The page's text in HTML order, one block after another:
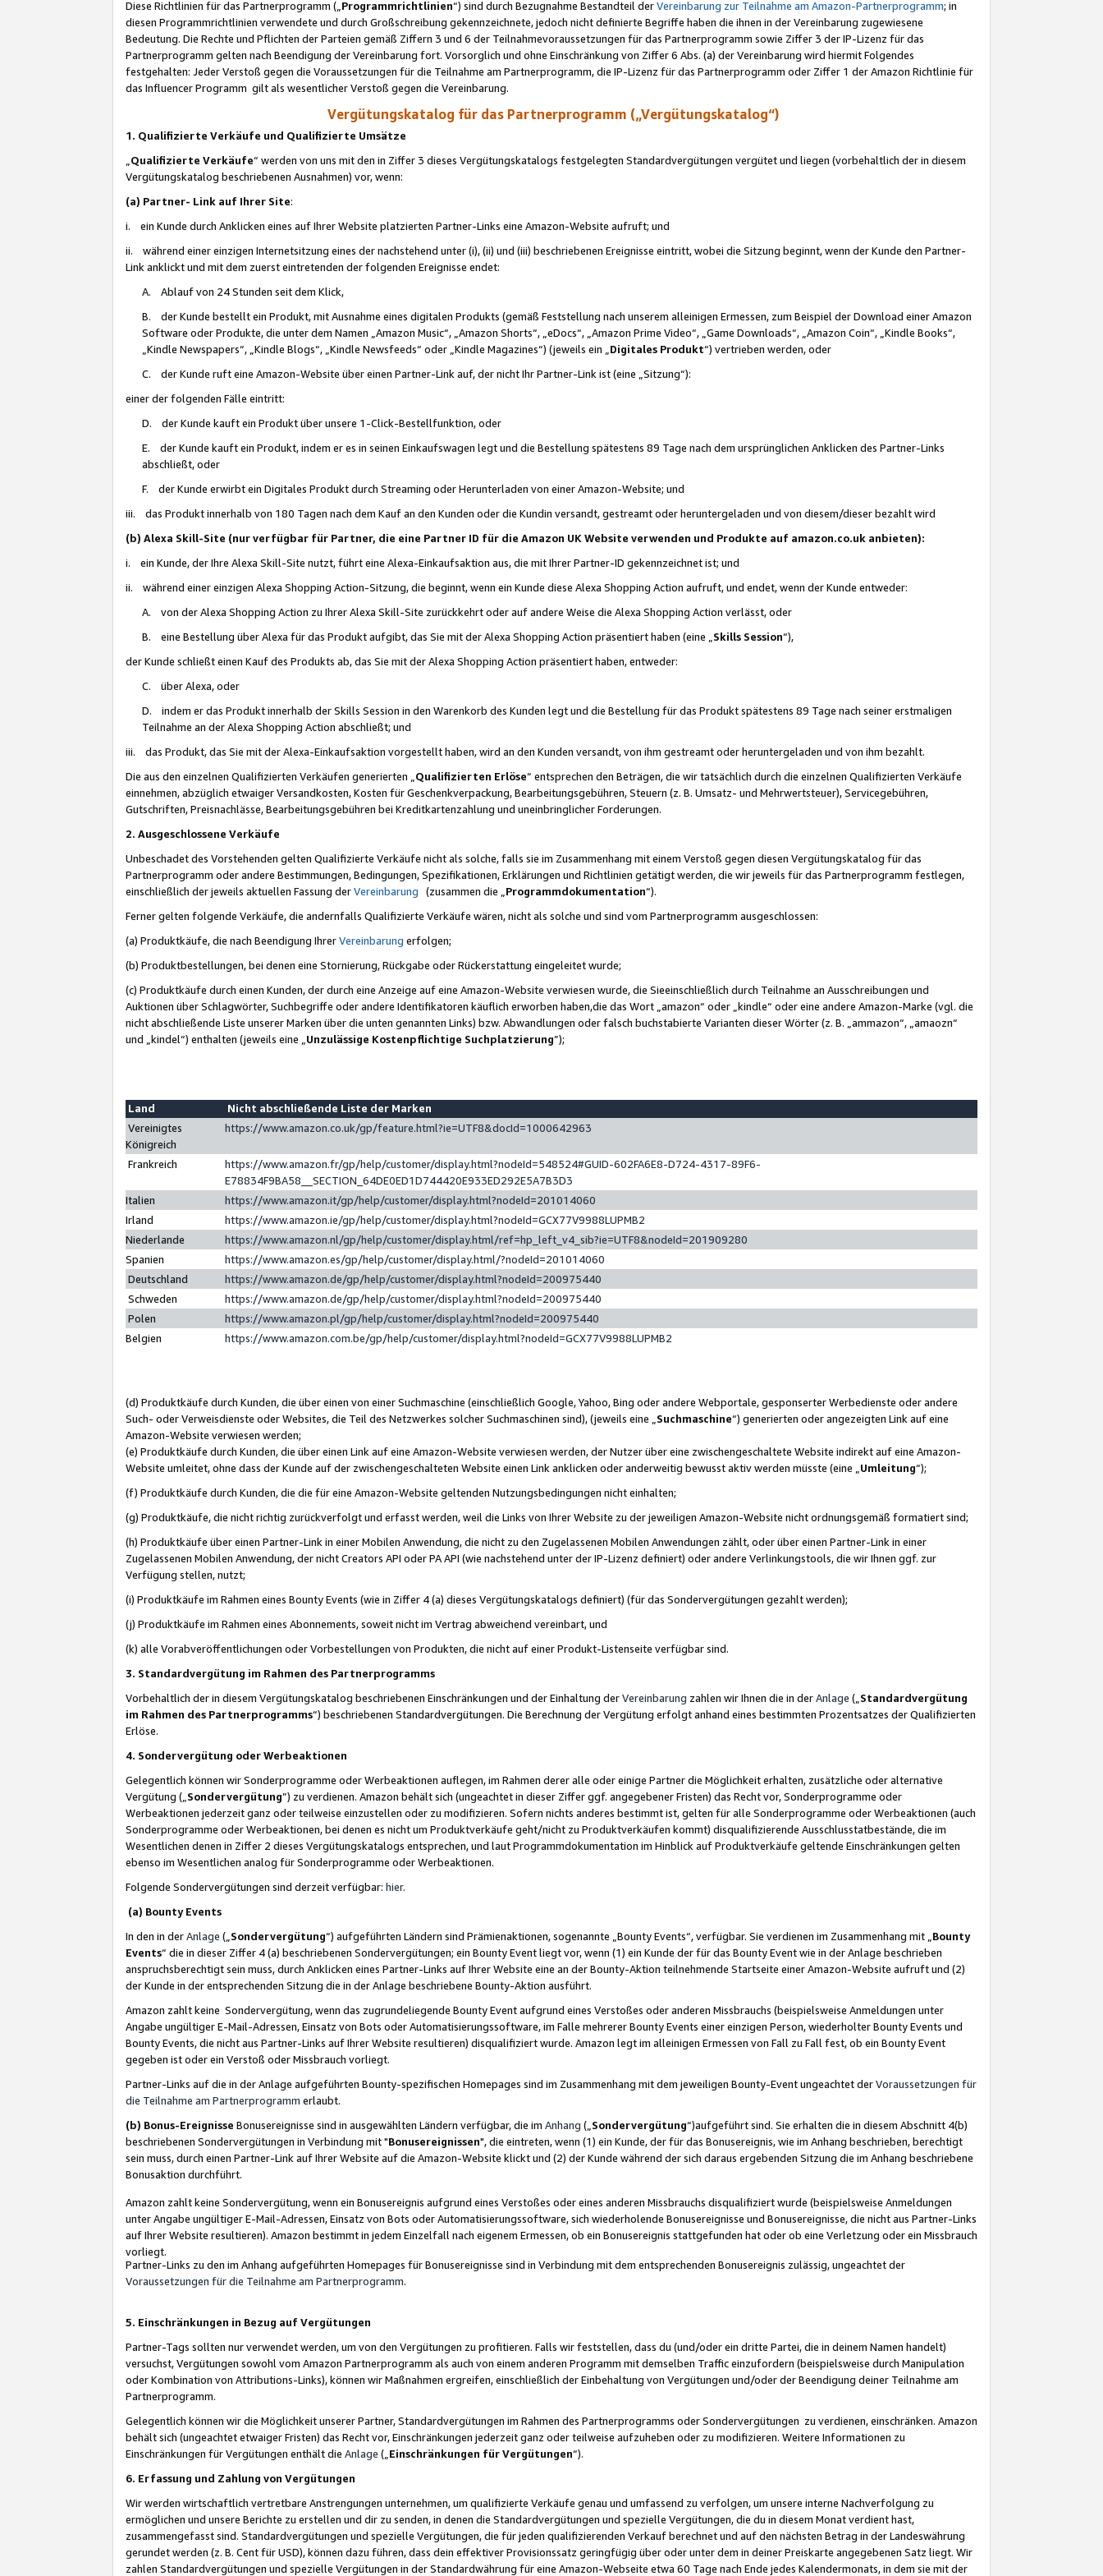
Diese Richtlinien für das Partnerprogramm („Programmrichtlinien“) sind durch Bezugnahme Bestandteil derVereinbarung zur Teilnahme am Amazon-Partnerprogramm; in
diesen Programmrichtlinien verwendete und durch Großschreibung gekennzeichnete, jedoch nicht definierte Begriffe haben die ihnen in der Vereinbarung zugewiesene
Bedeutung. Die Rechte und Pflichten der Parteien gemäß Ziffern 3 und 6 der Teilnahmevoraussetzungen für das Partnerprogramm sowie Ziffer 3 der IP-Lizenz für das
Partnerprogramm gelten nach Beendigung der Vereinbarung fort. Vorsorglich und ohne Einschränkung von Ziffer 6 Abs. (a) der Vereinbarung wird hiermit Folgendes
festgehalten: Jeder Verstoß gegen die Voraussetzungen für die Teilnahme am Partnerprogramm, die IP-Lizenz für das Partnerprogramm oder Ziffer 1 der Amazon Richtlinie für
das Influencer Programm gilt als wesentlicher Verstoß gegen die Vereinbarung.
Vergütungskatalog für das Partnerprogramm („Vergütungskatalog“)
1. Qualifizierte Verkäufe und Qualifizierte Umsätze
Qualifizierte Verkäufe“ werden von uns mit den in Ziffer 3 dieses Vergütungskatalogs festgelegten Standardvergütungen vergütet und liegen (vorbehaltlich der in diesem
Vergütungskatalog beschriebenen Ausnahmen) vor, wenn:
(a) Partner- Link auf Ihrer Site:
i. ein Kunde durch Anklicken eines auf Ihrer Website platzierten Partner-Links eine Amazon-Website aufruft; und
ii. während einer einzigen Internetsitzung eines der nachstehend unter (i), (ii) und (iii) beschriebenen Ereignisse eintritt, wobei die Sitzung beginnt, wenn der Kunde den Partner-
Link anklickt und mit dem zuerst eintretenden der folgenden Ereignisse endet:
A. Ablauf von 24 Stunden seit dem Klick,
B. der Kunde bestellt ein Produkt, mit Ausnahme eines digitalen Produkts (gemäß Feststellung nach unserem alleinigen Ermessen, zum Beispiel der Download einer Amazon
Software oder Produkte, die unter dem Namen „Amazon Music“, „Amazon Shorts“, „eDocs“, „Amazon Prime Video“, „Game Downloads“, „Amazon Coin“, „Kindle Books“,
„Kindle Newspapers“, „Kindle Blogs“, „Kindle Newsfeeds“ oder „Kindle Magazines“) (jeweils ein „ Digitales Produkt“) vertrieben werden, oder
C. der Kunde ruft eine Amazon-Website über einen Partner-Link auf, der nicht Ihr Partner-Link ist (eine „Sitzung“):
einer der folgenden Fälle eintritt:
D. der Kunde kauft ein Produkt über unsere 1-Click-Bestellfunktion, oder
E. der Kunde kauft ein Produkt, indem er es in seinen Einkaufswagen legt und die Bestellung spätestens 89 Tage nach dem ursprünglichen Anklicken des Partner-Links
abschließt, oder
F. der Kunde erwirbt ein Digitales Produkt durch Streaming oder Herunterladen von einer Amazon-Website; und
iii. das Produkt innerhalb von 180 Tagen nach dem Kauf an den Kunden oder die Kundin versandt, gestreamt oder heruntergeladen und von diesem/dieser bezahlt wird
(b) Alexa Skill-Site (nur verfügbar für Partner, die eine Partner ID für die Amazon UK Website verwenden und Produkte auf amazon.co.uk anbieten):
i. ein Kunde, der Ihre Alexa Skill-Site nutzt, führt eine Alexa-Einkaufsaktion aus, die mit Ihrer Partner-ID gekennzeichnet ist; und
ii. während einer einzigen Alexa Shopping Action-Sitzung, die beginnt, wenn ein Kunde diese Alexa Shopping Action aufruft, und endet, wenn der Kunde entweder:
A. von der Alexa Shopping Action zu Ihrer Alexa Skill-Site zurückkehrt oder auf andere Weise die Alexa Shopping Action verlässt, oder
B. eine Bestellung über Alexa für das Produkt aufgibt, das Sie mit der Alexa Shopping Action präsentiert haben (eine „ Skills Session“),
der Kunde schließt einen Kauf des Produkts ab, das Sie mit der Alexa Shopping Action präsentiert haben, entweder:
C. über Alexa, oder
D. indem er das Produkt innerhalb der Skills Session in den Warenkorb des Kunden legt und die Bestellung für das Produkt spätestens 89 Tage nach seiner erstmaligen
Teilnahme an der Alexa Shopping Action abschließt; und
iii. das Produkt, das Sie mit der Alexa-Einkaufsaktion vorgestellt haben, wird an den Kunden versandt, von ihm gestreamt oder heruntergeladen und von ihm bezahlt.
Die aus den einzelnen Qualifizierten Verkäufen generierten „ Qualifizierten Erlöse“ entsprechen den Beträgen, die wir tatsächlich durch die einzelnen Qualifizierten Verkäufe
einnehmen, abzüglich etwaiger Versandkosten, Kosten für Geschenkverpackung, Bearbeitungsgebühren, Steuern (z. B. Umsatz- und Mehrwertsteuer), Servicegebühren,
Gutschriften, Preisnachlässe, Bearbeitungsgebühren bei Kreditkartenzahlung und uneinbringlicher Forderungen.
2. Ausgeschlossene Verkäufe
Unbeschadet des Vorstehenden gelten Qualifizierte Verkäufe nicht als solche, falls sie im Zusammenhang mit einem Verstoß gegen diesen Vergütungskatalog für das
Partnerprogramm oder andere Bestimmungen, Bedingungen, Spezifikationen, Erklärungen und Richtlinien getätigt werden, die wir jeweils für das Partnerprogramm festlegen,
einschließlich der jeweils aktuellen Fassung derVereinbarung (zusammen die „ Programmdokumentation“).
Ferner gelten folgende Verkäufe, die andernfalls Qualifizierte Verkäufe wären, nicht als solche und sind vom Partnerprogramm ausgeschlossen:
(a) Produktkäufe, die nach Beendigung IhrerVereinbarung erfolgen;
(b) Produktbestellungen, bei denen eine Stornierung, Rückgabe oder Rückerstattung eingeleitet wurde;
(c) Produktkäufe durch einen Kunden, der durch eine Anzeige auf eine Amazon-Website verwiesen wurde, die Sieeinschließlich durch Teilnahme an Ausschreibungen und
Auktionen über Schlagwörter, Suchbegriffe oder andere Identifikatoren käuflich erworben haben,die das Wort „amazon“ oder „kindle“ oder eine andere Amazon-Marke (vgl. die
nicht abschließende Liste unserer Marken über die unten genannten Links) bzw. Abwandlungen oder falsch buchstabierte Varianten dieser Wörter (z. B. „ammazon“, „amaozn“
und „kindel“) enthalten (jeweils eine „ Unzulässige Kostenpflichtige Suchplatzierung”);
Land
Nicht abschließende Liste der Marken
Vereinigtes
Königreich
https://www.amazon.co.uk/gp/feature.html?ie=UTF8&docId=1000642963
Frankreich
https://www.amazon.fr/gp/help/customer/display.html?nodeId=548524#GUID-602FA6E8-D724-4317-89F6-
E78834F9BA58__SECTION_64DE0ED1D744420E933ED292E5A7B3D3
Italien
https://www.amazon.it/gp/help/customer/display.html?nodeId=201014060
Irland
https://www.amazon.ie/gp/help/customer/display.html?nodeId=GCX77V9988LUPMB2
Niederlande
https://www.amazon.nl/gp/help/customer/display.html/ref=hp_left_v4_sib?ie=UTF8&nodeId=201909280
Spanien
https://www.amazon.es/gp/help/customer/display.html/?nodeId=201014060
Deutschland
https://www.amazon.de/gp/help/customer/display.html?nodeId=200975440
Schweden
https://www.amazon.de/gp/help/customer/display.html?nodeId=200975440
Polen
https://www.amazon.pl/gp/help/customer/display.html?nodeId=200975440
Belgien
https://www.amazon.com.be/gp/help/customer/display.html?nodeId=GCX77V9988LUPMB2
(d) Produktkäufe durch Kunden, die über einen von einer Suchmaschine (einschließlich Google, Yahoo, Bing oder andere Webportale, gesponserter Werbedienste oder andere
Such- oder Verweisdienste oder Websites, die Teil des Netzwerkes solcher Suchmaschinen sind), (jeweils eine „ Suchmaschine“) generierten oder angezeigten Link auf eine
Amazon-Website verwiesen werden;
(e) Produktkäufe durch Kunden, die über einen Link auf eine Amazon-Website verwiesen werden, der Nutzer über eine zwischengeschaltete Website indirekt auf eine Amazon-
Website umleitet, ohne dass der Kunde auf der zwischengeschalteten Website einen Link anklicken oder anderweitig bewusst aktiv werden müsste (eine „ Umleitung“);
(f) Produktkäufe durch Kunden, die die für eine Amazon-Website geltenden Nutzungsbedingungen nicht einhalten;
(g) Produktkäufe, die nicht richtig zurückverfolgt und erfasst werden, weil die Links von Ihrer Website zu der jeweiligen Amazon-Website nicht ordnungsgemäß formatiert sind;
(h) Produktkäufe über einen Partner-Link in einer Mobilen Anwendung, die nicht zu den Zugelassenen Mobilen Anwendungen zählt, oder über einen Partner-Link in einer
Zugelassenen Mobilen Anwendung, der nicht Creators API oder PA API (wie nachstehend unter der IP-Lizenz definiert) oder andere Verlinkungstools, die wir Ihnen ggf. zur
Verfügung stellen, nutzt;
(i) Produktkäufe im Rahmen eines Bounty Events (wie in Ziffer 4 (a) dieses Vergütungskatalogs definiert) (für das Sondervergütungen gezahlt werden);
(j) Produktkäufe im Rahmen eines Abonnements, soweit nicht im Vertrag abweichend vereinbart, und
(k) alle Vorabveröffentlichungen oder Vorbestellungen von Produkten, die nicht auf einer Produkt-Listenseite verfügbar sind.
3. Standardvergütung im Rahmen des Partnerprogramms
Vorbehaltlich der in diesem Vergütungskatalog beschriebenen Einschränkungen und der Einhaltung derVereinbarung zahlen wir Ihnen die in derAnlage („ Standardvergütung
im Rahmen des Partnerprogramms“) beschriebenen Standardvergütungen. Die Berechnung der Vergütung erfolgt anhand eines bestimmten Prozentsatzes der Qualifizierten
Erlöse.
4. Sondervergütung oder Werbeaktionen
Gelegentlich können wir Sonderprogramme oder Werbeaktionen auflegen, im Rahmen derer alle oder einige Partner die Möglichkeit erhalten, zusätzliche oder alternative
Vergütung („ Sondervergütung”) zu verdienen. Amazon behält sich (ungeachtet in dieser Ziffer ggf. angegebener Fristen) das Recht vor, Sonderprogramme oder
Werbeaktionen jederzeit ganz oder teilweise einzustellen oder zu modifizieren. Sofern nichts anderes bestimmt ist, gelten für alle Sonderprogramme oder Werbeaktionen (auch
Sonderprogramme oder Werbeaktionen, bei denen es nicht um Produktverkäufe geht/nicht zu Produktverkäufen kommt) disqualifizierende Ausschlusstatbestände, die im
Wesentlichen denen in Ziffer 2 dieses Vergütungskatalogs entsprechen, und laut Programmdokumentation im Hinblick auf Produktverkäufe geltende Einschränkungen gelten
ebenso im Wesentlichen analog für Sonderprogramme oder Werbeaktionen.
Folgende Sondervergütungen sind derzeit verfügbar: hier.
(a) Bounty Events
In den in derAnlage („ Sondervergütung“) aufgeführten Ländern sind Prämienaktionen, sogenannte „Bounty Events“, verfügbar. Sie verdienen im Zusammenhang mit „ Bounty
Events“ die in dieser Ziffer 4 (a) beschriebenen Sondervergütungen; ein Bounty Event liegt vor, wenn (1) ein Kunde der für das Bounty Event wie in der Anlage beschrieben
anspruchsberechtigt sein muss, durch Anklicken eines Partner-Links auf Ihrer Website eine an der Bounty-Aktion teilnehmende Startseite einer Amazon-Website aufruft und (2)
der Kunde in der entsprechenden Sitzung die in der Anlage beschriebene Bounty-Aktion ausführt.
Amazon zahlt keine Sondervergütung, wenn das zugrundeliegende Bounty Event aufgrund eines Verstoßes oder anderen Missbrauchs (beispielsweise Anmeldungen unter
Angabe ungültiger E-Mail-Adressen, Einsatz von Bots oder Automatisierungssoftware, im Falle mehrerer Bounty Events einer einzigen Person, wiederholter Bounty Events und
Bounty Events, die nicht aus Partner-Links auf Ihrer Website resultieren) disqualifiziert wurde. Amazon legt im alleinigen Ermessen von Fall zu Fall fest, ob ein Bounty Event
gegeben ist oder ein Verstoß oder Missbrauch vorliegt.
Partner-Links auf die in der Anlage aufgeführten Bounty-spezifischen Homepages sind im Zusammenhang mit dem jeweiligen Bounty-Event ungeachtet derVoraussetzungen für
die Teilnahme am Partnerprogramm erlaubt.
(b) Bonus-Ereignisse Bonusereignisse sind in ausgewählten Ländern verfügbar, die im Anhang („ Sondervergütung“)aufgeführt sind. Sie erhalten die in diesem Abschnitt 4(b)
beschriebenen Sondervergütungen in Verbindung mit "Bonusereignissen", die eintreten, wenn (1) ein Kunde, der für das Bonusereignis, wie im Anhang beschrieben, berechtigt
sein muss, durch einen Partner-Link auf Ihrer Website auf die Amazon-Website klickt und (2) der Kunde während der sich daraus ergebenden Sitzung die im Anhang beschriebene
Bonusaktion durchführt.
Amazon zahlt keine Sondervergütung, wenn ein Bonusereignis aufgrund eines Verstoßes oder eines anderen Missbrauchs disqualifiziert wurde (beispielsweise Anmeldungen
unter Angabe ungültiger E-Mail-Adressen, Einsatz von Bots oder Automatisierungssoftware, sich wiederholende Bonusereignisse und Bonusereignisse, die nicht aus Partner-Links
auf Ihrer Website resultieren). Amazon bestimmt in jedem Einzelfall nach eigenem Ermessen, ob ein Bonusereignis stattgefunden hat oder ob eine Verletzung oder ein Missbrauch
vorliegt.
Partner-Links zu den im Anhang aufgeführten Homepages für Bonusereignisse sind in Verbindung mit dem entsprechenden Bonusereignis zulässig, ungeachtet der
Voraussetzungen für die Teilnahme am Partnerprogramm.
5. Einschränkungen in Bezug auf Vergütungen
Partner-Tags sollten nur verwendet werden, um von den Vergütungen zu profitieren. Falls wir feststellen, dass du (und/oder ein dritte Partei, die in deinem Namen handelt)
versuchst, Vergütungen sowohl vom Amazon Partnerprogramm als auch von einem anderen Programm mit demselben Traffic einzufordern (beispielsweise durch Manipulation
oder Kombination von Attributions-Links), können wir Maßnahmen ergreifen, einschließlich der Einbehaltung von Vergütungen und/oder der Beendigung deiner Teilnahme am
Partnerprogramm.
Gelegentlich können wir die Möglichkeit unserer Partner, Standardvergütungen im Rahmen des Partnerprogramms oder Sondervergütungen zu verdienen, einschränken. Amazon
behält sich (ungeachtet etwaiger Fristen) das Recht vor, Einschränkungen jederzeit ganz oder teilweise aufzuheben oder zu modifizieren. Weitere Informationen zu
Einschränkungen für Vergütungen enthält die Anlage („ Einschränkungen für Vergütungen“).
6. Erfassung und Zahlung von Vergütungen
Wir werden wirtschaftlich vertretbare Anstrengungen unternehmen, um qualifizierte Verkäufe genau und umfassend zu verfolgen, um unsere interne Nachverfolgung zu
ermöglichen und unsere Berichte zu erstellen und dir zu senden, in denen die Standardvergütungen und spezielle Vergütungen, die du in diesem Monat verdient hast,
zusammengefasst sind. Standardvergütungen und spezielle Vergütungen, die für jeden qualifizierenden Verkauf berechnet und auf den nächsten Betrag in der Landeswährung
gerundet werden (z. B. Cent für USD), können dazu führen, dass dein effektiver Provisionssatz geringfügig über oder unter dem in deiner Preiskarte angegebenen Satz liegt. Wir
zahlen Standardvergütungen und spezielle Vergütungen in der Standardwährung für eine Amazon-Webseite etwa 60 Tage nach Ende jedes Kalendermonats, in dem sie mit der